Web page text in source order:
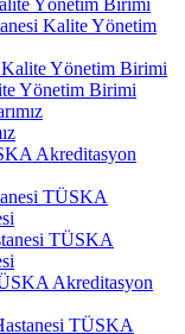
Kalite Yönetim
Yönetim Birimi
Yönetim Birimi
Akreditasyon
TÜSKA
TÜSKA
Akreditasyon
TÜSKA